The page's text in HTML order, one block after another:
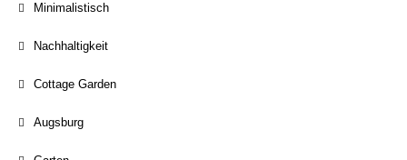
Minimalistisch
Nachhaltigkeit
Cottage Garden
Augsburg